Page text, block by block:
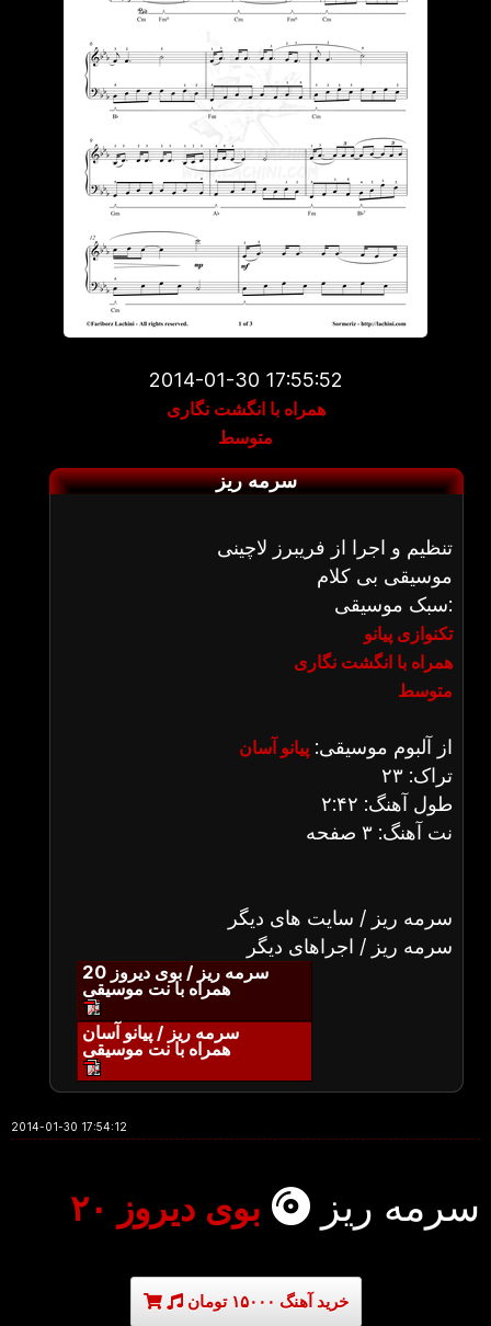
2014-01-30 17:55:52
همراه با انگشت نگاری
متوسط
سرمه ریز
تنظیم و اجرا از فریبرز لاچینی
موسیقی بی کلام
سبک موسیقی:
تکنوازی پیانو
همراه با انگشت نگاری
متوسط
از آلبوم موسیقی: پیانو آسان
تراک: ۲۳
طول آهنگ: ۲:۴۲
نت آهنگ: ۳ صفحه
سرمه ریز / سایت های دیگر
سرمه ریز / اجراهای دیگر
سرمه ریز / بوی دیروز 20
همراه با نت موسیقی
سرمه ریز / پیانو آسان
همراه با نت موسیقی
2014-01-30 17:54:12
سرمه ریز بوی دیروز ۲۰
خرید آهنگ ۱۵۰۰۰ تومان